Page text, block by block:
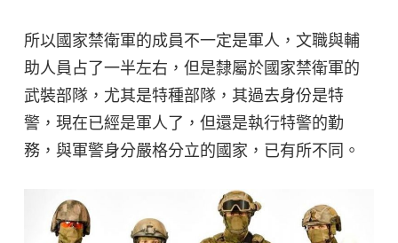
所以國家禁衛軍的成員不一定是軍人，文職與輔
助人員占了一半左右，但是隸屬於國家禁衛軍的
武裝部隊，尤其是特種部隊，其過去身份是特
警，現在已經是軍人了，但還是執行特警的勤
務，與軍警身分嚴格分立的國家，已有所不同。